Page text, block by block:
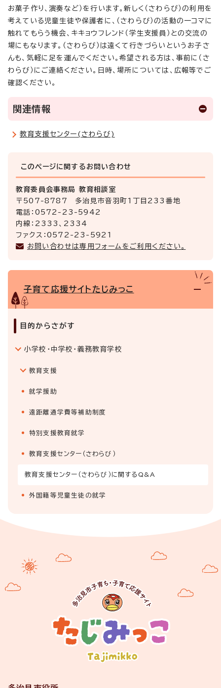
お菓子作り、演奏など）を行います。新しく（さわらび）の利用を
考えている児童生徒や保護者に、（さわらび）の活動の一コマに
触れてもらう機会、キキョウフレンド（学生支援員）との交流の
場にもなります。（さわらび）は遠くて行きづらいというお子さ
んも、気軽に足を運んでください。希望される方は、事前に（さ
わらび）にご連絡ください。日時、場所については、広報等でご
確認ください。
関連情報
教育支援センター(さわらび)
このページに関する お問い合わせ
教育委員会事務局 教育相談室
〒507-8787 多治見市音羽町1丁目233番地
電話：0572-23-5942
内線：2333、2334
ファクス：0572-23-5921
お問い合わせは専用フォームをご利用ください。
子育て応援サイトたじみっこ
目的からさがす
小学校・中学校・義務教育学校
教育支援
就学援助
遠距離通学費等補助制度
特別支援教育就学
教育支援センター（さわらび）
教育支援センター（さわらび）に関するQ&A
外国籍等児童生徒の就学